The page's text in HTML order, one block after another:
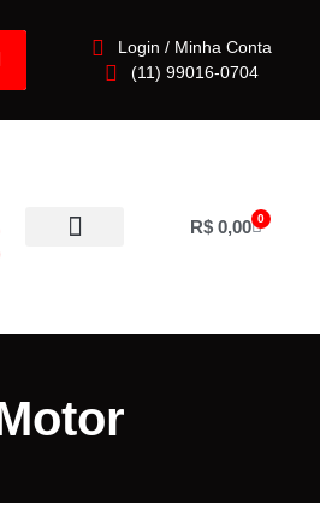
Login / Minha Conta
(11) 99016-0704
R$0,00 0